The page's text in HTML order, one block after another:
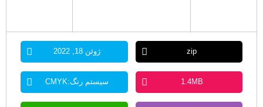
zip ژوئن 18, 2022
1.4MB سیستم رنگ:CMYK